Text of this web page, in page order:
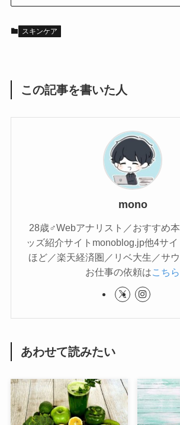
スキンケア
この記事を書いた人
mono
28歳♂Webアナリスト／おすすめ
ッズ紹介サイトmonoblog.jp他4サ
ほど／楽天経済圏／リベ大生／サ
お仕事の依頼はこちら
あわせて読みたい